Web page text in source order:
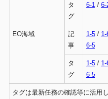
タ
グ
6-1 / 6-
EO海域
記
事
1-5/ 1-
6-5
タ
グ
1-5/ 1-
6-5
タグは最新任務の確認等に活用